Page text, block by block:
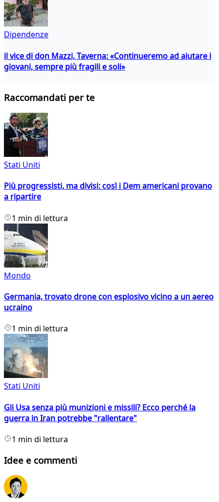
Dipendenze
il vice di don Mazzi, Taverna: «Continueremo ad aiutare i
giovani, sempre più fragili e soli»
Raccomandati per te
Stati Uniti
Più progressisti, ma divisi: così i Dem americani provano
a ripartire
1 min di lettura
Mondo
Germania, trovato drone con esplosivo vicino a un aereo
ucraino
1 min di lettura
Stati Uniti
Gli Usa senza più munizioni e missili? Ecco perché la
guerra in Iran potrebbe "rallentare"
1 min di lettura
Idee e commenti